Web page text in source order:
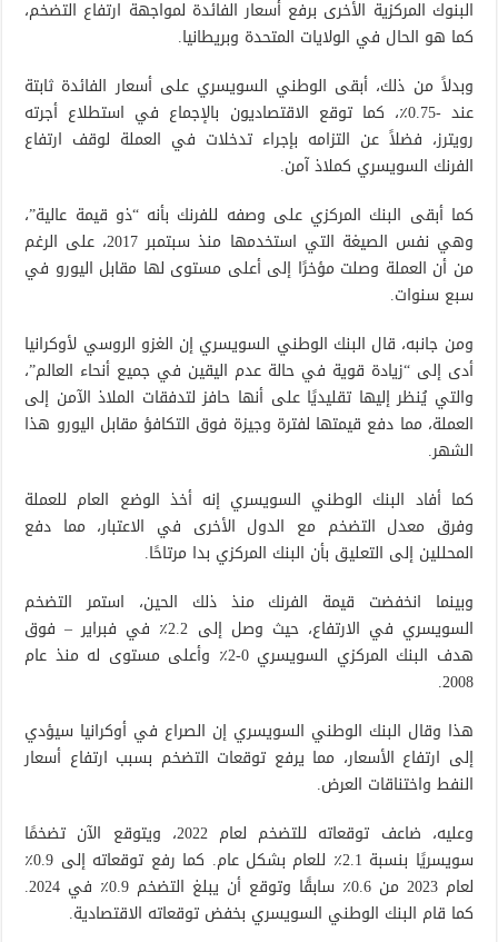
البنوك المركزية الأخرى برفع أسعار الفائدة لمواجهة ارتفاع التضخم،
كما هو الحال في الولايات المتحدة وبريطانيا.
وبدلاً من ذلك، أبقى الوطني السويسري على أسعار الفائدة ثابتة
عند -0.75٪، كما توقع الاقتصاديون بالإجماع في استطلاع أجرته
رويترز، فضلاً عن التزامه بإجراء تدخلات في العملة لوقف ارتفاع
الفرنك السويسري كملاذ آمن.
كما أبقى البنك المركزي على وصفه للفرنك بأنه “ذو قيمة عالية”،
وهي نفس الصيغة التي استخدمها منذ سبتمبر 2017، على الرغم
من أن العملة وصلت مؤخرًا إلى أعلى مستوى لها مقابل اليورو في
سبع سنوات.
ومن جانبه، قال البنك الوطني السويسري إن الغزو الروسي لأوكرانيا
أدى إلى “زيادة قوية في حالة عدم اليقين في جميع أنحاء العالم”،
والتي يُنظر إليها تقليديًا على أنها حافز لتدفقات الملاذ الآمن إلى
العملة، مما دفع قيمتها لفترة وجيزة فوق التكافؤ مقابل اليورو هذا
الشهر.
كما أفاد البنك الوطني السويسري إنه أخذ الوضع العام للعملة
وفرق معدل التضخم مع الدول الأخرى في الاعتبار، مما دفع
المحللين إلى التعليق بأن البنك المركزي بدا مرتاحًا.
وبينما انخفضت قيمة الفرنك منذ ذلك الحين، استمر التضخم
السويسري في الارتفاع، حيث وصل إلى 2.2٪ في فبراير – فوق
هدف البنك المركزي السويسري 0-2٪ وأعلى مستوى له منذ عام
2008.
هذا وقال البنك الوطني السويسري إن الصراع في أوكرانيا سيؤدي
إلى ارتفاع الأسعار، مما يرفع توقعات التضخم بسبب ارتفاع أسعار
النفط واختناقات العرض.
وعليه، ضاعف توقعاته للتضخم لعام 2022، ويتوقع الآن تضخمًا
سويسريًا بنسبة 2.1٪ للعام بشكل عام. كما رفع توقعاته إلى 0.9٪
لعام 2023 من 0.6٪ سابقًا وتوقع أن يبلغ التضخم 0.9٪ في 2024.
كما قام البنك الوطني السويسري بخفض توقعاته الاقتصادية.